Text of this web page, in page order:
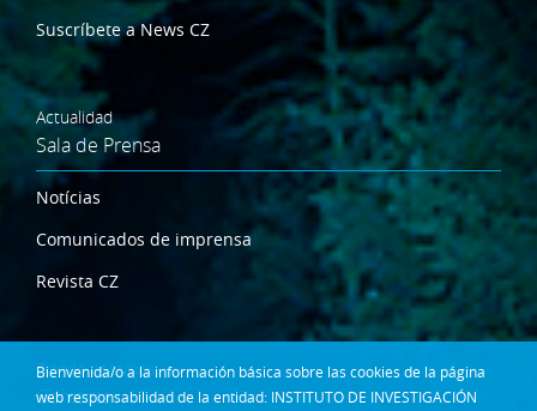
Bienvenida/o a la información básica sobre las cookies de la página
web responsabilidad de la entidad: INSTITUTO DE INVESTIGACIÓN
Suscríbete a News CZ
Actualidad
Sala de Prensa
Notícias
Comunicados de imprensa
Revista CZ
Dónde estamos
Contacta